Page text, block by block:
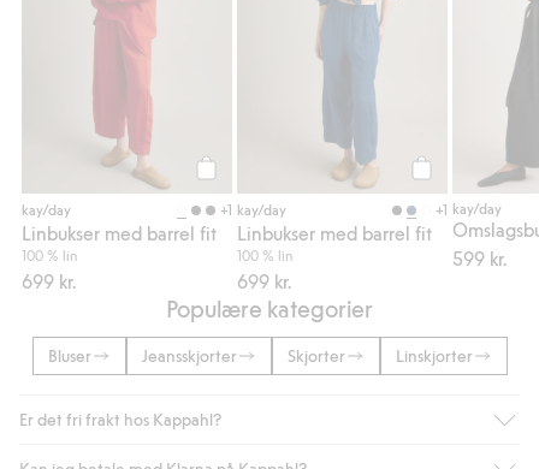
Legg til
kay/day +1
Linbukser med barrel fit
100 % lin
699 kr.
Legg til
kay/day +1
Linbukser med barrel fit
100 % lin
699 kr.
kay/day
599 kr.
Populære kategorier
Bluser Jeansskjorter Skjorter Linskjorter
Er det fri frakt hos Kappahl?